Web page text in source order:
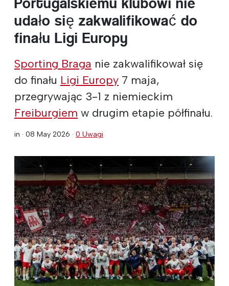
udało się zakwalifikować do
finału Ligi Europy
Sporting Braga nie zakwalifikował się
do finału Ligi Europy 7 maja,
przegrywając 3-1 z niemieckim
Freiburgiem w drugim etapie półfinału.
in · 08 May 2026 · 0 Uwagi